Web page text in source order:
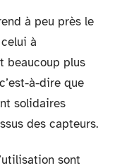
à peu près le
à
beaucoup plus
c’est-à-dire que
solidaires
des capteurs.
sont